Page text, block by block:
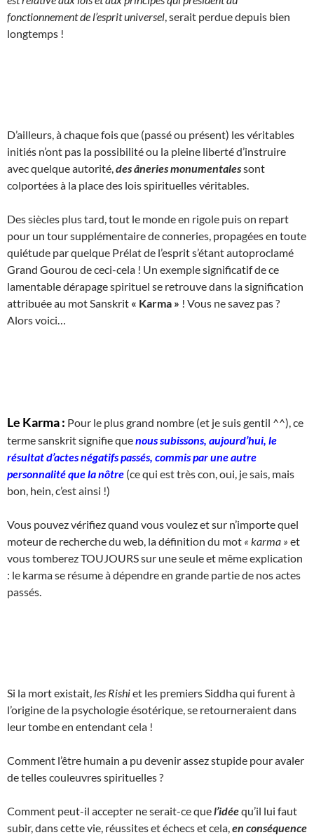
fonctionnement de l’esprit universel , serait perdue depuis bien
longtemps !
D’ailleurs, à chaque fois que (passé ou présent) les véritables
initiés n’ont pas la possibilité ou la pleine liberté d’instruire
avec quelque autorité, des âneries monumentalessont
colportées à la place des lois spirituelles véritables.
Des siècles plus tard, tout le monde en rigole puis on repart
pour un tour supplémentaire de conneries, propagées en toute
quiétude par quelque Prélat de l’esprit s’étant autoproclamé
Grand Gourou de ceci-cela ! Un exemple significatif de ce
lamentable dérapage spirituel se retrouve dans la signification
attribuée au mot Sanskrit « Karma » ! Vous ne savez pas ?
Alors voici…
Le Karma : Pour le plus grand nombre (et je suis gentil ^^), ce
terme sanskrit signifie quenous subissons, aujourd’hui, le
résultat d’actes négatifs passés, commis par une autre
personnalité que la nôtre (ce qui est très con, oui, je sais, mais
bon, hein, c’est ainsi !)
Vous pouvez vérifiez quand vous voulez et sur n’importe quel
moteur de recherche du web, la définition du mot « karma » et
vous tomberez TOUJOURS sur une seule et même explication
: le karma se résume à dépendre en grande partie de nos actes
passés.
Si la mort existait, les Rishiet les premiers Siddha qui furent à
l’origine de la psychologie ésotérique, se retourneraient dans
leur tombe en entendant cela !
Comment l’être humain a pu devenir assez stupide pour avaler
de telles couleuvres spirituelles ?
Comment peut-il accepter ne serait-ce quel’idéequ’il lui faut
subir, dans cette vie, réussites et échecs et cela, en conséquence